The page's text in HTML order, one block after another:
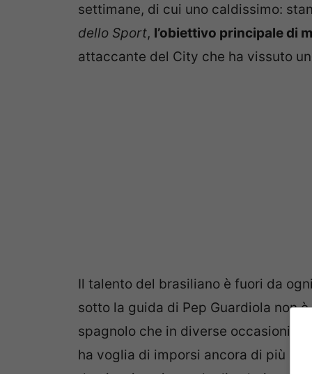
settimane, di cui uno caldissimo:
dello Sport, l’obiettivo principale di
attaccante del City che ha vissuto
Il talento del brasiliano è fuori da
sotto la guida di Pep Guardiola non
spagnolo che in diverse occasioni
ha voglia di imporsi ancora di più a